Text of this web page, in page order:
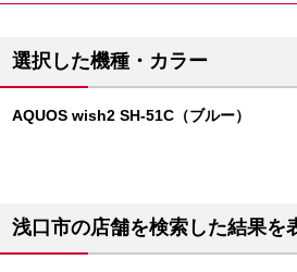
選択した機種・カラー
AQUOS wish2 SH-51C（ブルー）
浅口市の店舗を検索した結果を